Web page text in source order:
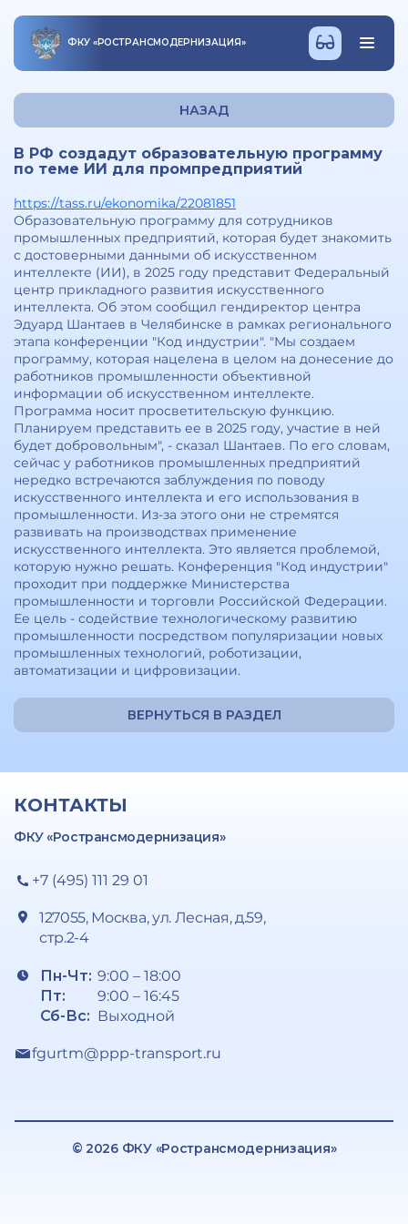
ФКУ «РОСТРАНСМОДЕРНИЗАЦИЯ»
НАЗАД
В РФ создадут образовательную программу
по теме ИИ для промпредприятий
https://tass.ru/ekonomika/22081851
Образовательную программу для сотрудников
промышленных предприятий, которая будет знакомить
с достоверными данными об искусственном
интеллекте (ИИ), в 2025 году представит Федеральный
центр прикладного развития искусственного
интеллекта. Об этом сообщил гендиректор центра
Эдуард Шантаев в Челябинске в рамках регионального
этапа конференции "Код индустрии". "Мы создаем
программу, которая нацелена в целом на донесение до
работников промышленности объективной
информации об искусственном интеллекте.
Программа носит просветительскую функцию.
Планируем представить ее в 2025 году, участие в ней
будет добровольным", - сказал Шантаев. По его словам,
сейчас у работников промышленных предприятий
нередко встречаются заблуждения по поводу
искусственного интеллекта и его использования в
промышленности. Из-за этого они не стремятся
развивать на производствах применение
искусственного интеллекта. Это является проблемой,
которую нужно решать. Конференция "Код индустрии"
проходит при поддержке Министерства
промышленности и торговли Российской Федерации.
Ее цель - содействие технологическому развитию
промышленности посредством популяризации новых
промышленных технологий, роботизации,
автоматизации и цифровизации.
ВЕРНУТЬСЯ В РАЗДЕЛ
КОНТАКТЫ
ФКУ «Ространсмодернизация»
+7 (495) 111 29 01
127055, Москва, ул. Лесная, д.59,
стр.2-4
Пн-Чт:
Пт:
Сб-Вс:
9:00 – 18:00
9:00 – 16:45
Выходной
fgurtm@ppp-transport.ru
© 2026 ФКУ «Ространсмодернизация»